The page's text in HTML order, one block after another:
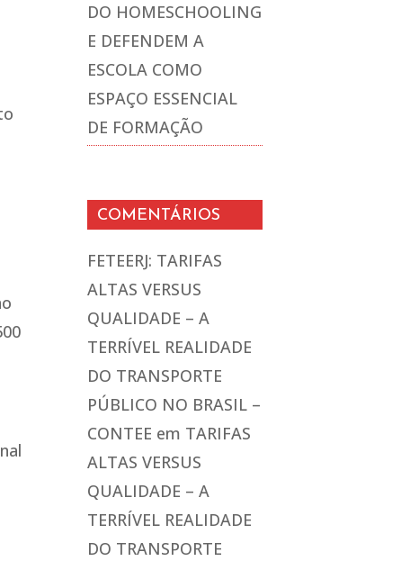
DO HOMESCHOOLING
E DEFENDEM A
ESCOLA COMO
ESPAÇO ESSENCIAL
DE FORMAÇÃO
COMENTÁRIOS
FETEERJ: TARIFAS
ALTAS VERSUS
QUALIDADE – A
TERRÍVEL REALIDADE
DO TRANSPORTE
PÚBLICO NO BRASIL –
CONTEE em TARIFAS
ALTAS VERSUS
QUALIDADE – A
TERRÍVEL REALIDADE
DO TRANSPORTE